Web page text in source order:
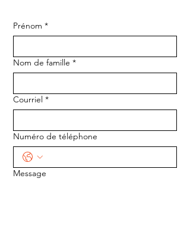
Prénom *
Nom de famille *
Courriel *
Numéro de téléphone
Message